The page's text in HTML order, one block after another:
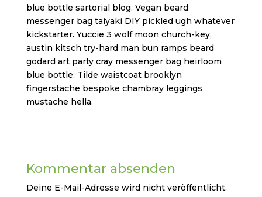
blue bottle sartorial blog. Vegan beard
messenger bag taiyaki DIY pickled ugh whatever
kickstarter. Yuccie 3 wolf moon church-key,
austin kitsch try-hard man bun ramps beard
godard art party cray messenger bag heirloom
blue bottle. Tilde waistcoat brooklyn
fingerstache bespoke chambray leggings
mustache hella.
Kommentar absenden
Deine E-Mail-Adresse wird nicht veröffentlicht.